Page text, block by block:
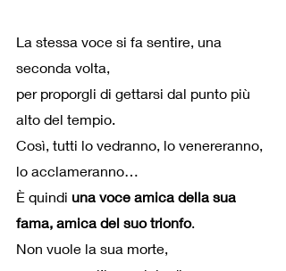
La stessa voce si fa sentire, una
seconda volta,
per proporgli di gettarsi dal punto più
alto del tempio.
Così, tutti lo vedranno, lo venereranno,
lo acclameranno…
È quindi una voce amica della sua
fama, amica del suo trionfo.
Non vuole la sua morte,